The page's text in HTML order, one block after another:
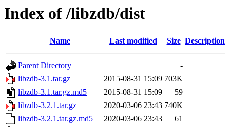
Index of /libzdb/dist
Name Last modified Size Description
Parent Directory
-
libzdb-3.1.tar.gz
2015-08-31 15:09 703K
libzdb-3.1.tar.gz.md5
2015-08-31 15:09
59
libzdb-3.2.1.tar.gz
2020-03-06 23:43 740K
libzdb-3.2.1.tar.gz.md5
2020-03-06 23:43
61